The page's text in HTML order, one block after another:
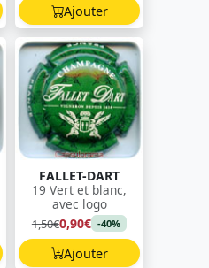
Ajouter
FALLET-DART
19 Vert et blanc,
avec logo
1,50€0,90€ -40%
Ajouter